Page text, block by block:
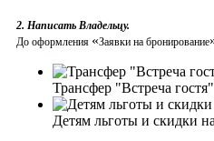
2. Написать Владельцу.
До оформления «Заявки на бронирование
Трансфер "Встреча
Детям льготы и скидки